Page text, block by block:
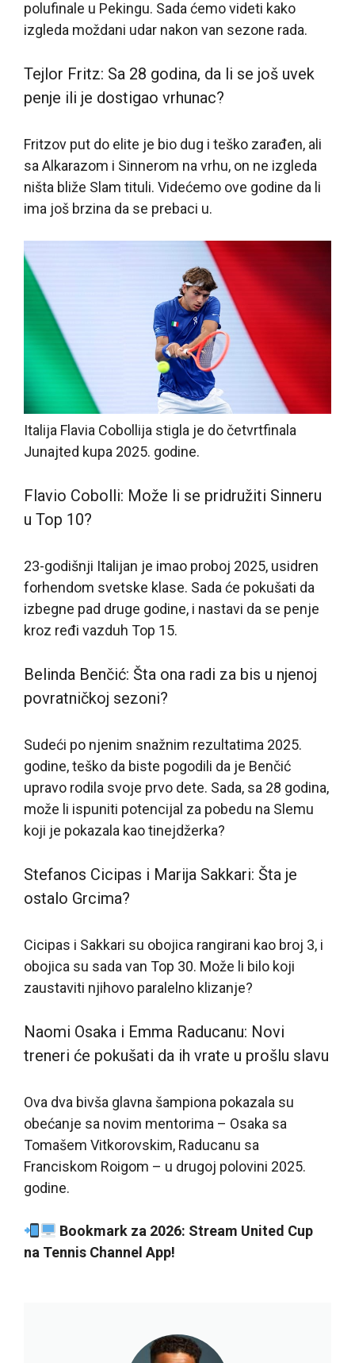
polufinale u Pekingu. Sada ćemo videti kako
izgleda moždani udar nakon van sezone rada.
Tejlor Fritz: Sa 28 godina, da li se još uvek
penje ili je dostigao vrhunac?
Fritzov put do elite je bio dug i teško zarađen, ali
sa Alkarazom i Sinnerom na vrhu, on ne izgleda
ništa bliže Slam tituli. Videćemo ove godine da li
ima još brzina da se prebaci u.
Italija Flavia Cobollija stigla je do četvrtfinala
Junajted kupa 2025. godine.
Flavio Cobolli: Može li se pridružiti Sinneru
u Top 10?
23-godišnji Italijan je imao proboj 2025, usidren
forhendom svetske klase. Sada će pokušati da
izbegne pad druge godine, i nastavi da se penje
kroz ređi vazduh Top 15.
Belinda Benčić: Šta ona radi za bis u njenoj
povratničkoj sezoni?
Sudeći po njenim snažnim rezultatima 2025.
godine, teško da biste pogodili da je Benčić
upravo rodila svoje prvo dete. Sada, sa 28 godina,
može li ispuniti potencijal za pobedu na Slemu
koji je pokazala kao tinejdžerka?
Stefanos Cicipas i Marija Sakkari: Šta je
ostalo Grcima?
Cicipas i Sakkari su obojica rangirani kao broj 3, i
obojica su sada van Top 30. Može li bilo koji
zaustaviti njihovo paralelno klizanje?
Naomi Osaka i Emma Raducanu: Novi
treneri će pokušati da ih vrate u prošlu slavu
Ova dva bivša glavna šampiona pokazala su
obećanje sa novim mentorima – Osaka sa
Tomašem Vitkorovskim, Raducanu sa
Franciskom Roigom – u drugoj polovini 2025.
godine.
Bookmark za 2026: Stream United Cup
na Tennis Channel App!